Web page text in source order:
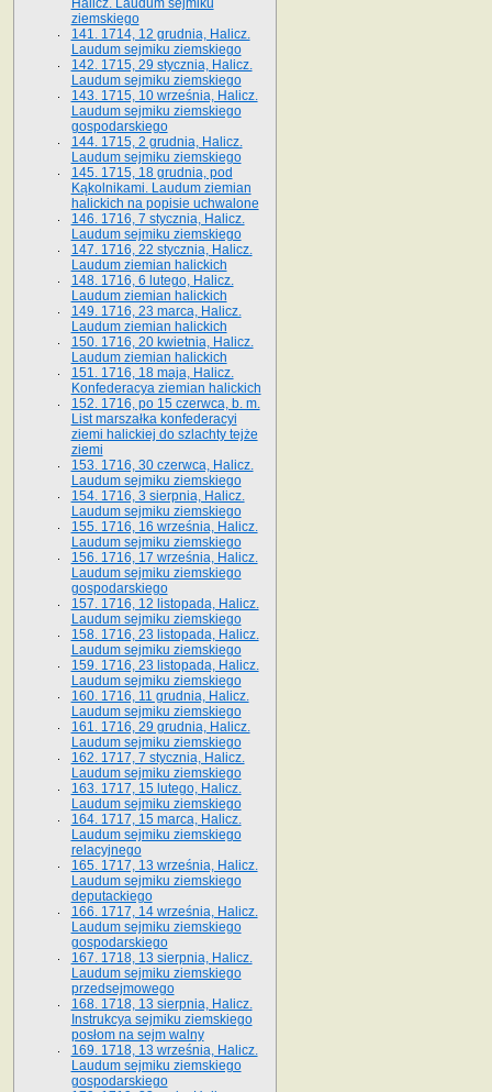
Halicz. Laudum sejmiku
ziemskiego
141. 1714, 12 grudnia, Halicz.
Laudum sejmiku ziemskiego
142. 1715, 29 stycznia, Halicz.
Laudum sejmiku ziemskiego
143. 1715, 10 września, Halicz.
Laudum sejmiku ziemskiego
gospodarskiego
144. 1715, 2 grudnia, Halicz.
Laudum sejmiku ziemskiego
145. 1715, 18 grudnia, pod
Kąkolnikami. Laudum ziemian
halickich na popisie uchwalone
146. 1716, 7 stycznia, Halicz.
Laudum sejmiku ziemskiego
147. 1716, 22 stycznia, Halicz.
Laudum ziemian halickich
148. 1716, 6 lutego, Halicz.
Laudum ziemian halickich
149. 1716, 23 marca, Halicz.
Laudum ziemian halickich
150. 1716, 20 kwietnia, Halicz.
Laudum ziemian halickich
151. 1716, 18 maja, Halicz.
Konfederacya ziemian halickich
152. 1716, po 15 czerwca, b. m.
List marszałka konfederacyi
ziemi halickiej do szlachty tejże
ziemi
153. 1716, 30 czerwca, Halicz.
Laudum sejmiku ziemskiego
154. 1716, 3 sierpnia, Halicz.
Laudum sejmiku ziemskiego
155. 1716, 16 września, Halicz.
Laudum sejmiku ziemskiego
156. 1716, 17 września, Halicz.
Laudum sejmiku ziemskiego
gospodarskiego
157. 1716, 12 listopada, Halicz.
Laudum sejmiku ziemskiego
158. 1716, 23 listopada, Halicz.
Laudum sejmiku ziemskiego
159. 1716, 23 listopada, Halicz.
Laudum sejmiku ziemskiego
160. 1716, 11 grudnia, Halicz.
Laudum sejmiku ziemskiego
161. 1716, 29 grudnia, Halicz.
Laudum sejmiku ziemskiego
162. 1717, 7 stycznia, Halicz.
Laudum sejmiku ziemskiego
163. 1717, 15 lutego, Halicz.
Laudum sejmiku ziemskiego
164. 1717, 15 marca, Halicz.
Laudum sejmiku ziemskiego
relacyjnego
165. 1717, 13 września, Halicz.
Laudum sejmiku ziemskiego
deputackiego
166. 1717, 14 września, Halicz.
Laudum sejmiku ziemskiego
gospodarskiego
167. 1718, 13 sierpnia, Halicz.
Laudum sejmiku ziemskiego
przedsejmowego
168. 1718, 13 sierpnia, Halicz.
Instrukcya sejmiku ziemskiego
posłom na sejm walny
169. 1718, 13 września, Halicz.
Laudum sejmiku ziemskiego
gospodarskiego